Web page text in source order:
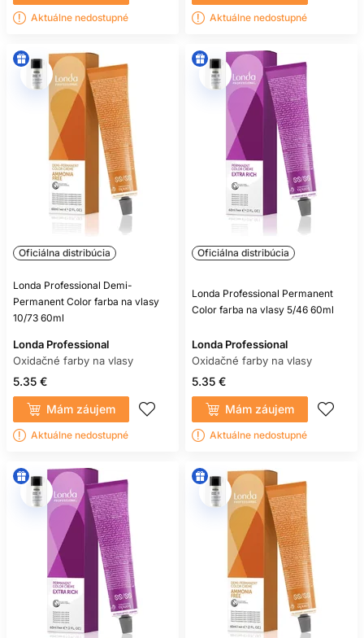
Aktuálne nedostupné Aktuálne nedostupné
Oficiálna distribúcia
Londa Professional Demi-
Permanent Color farba na vlasy
10/73 60ml
Londa Professional
Oxidačné farby na vlasy
5.35 €
Mám záujem
Aktuálne nedostupné
Oficiálna distribúcia
Londa Professional Permanent
Color farba na vlasy 5/46 60ml
Londa Professional
Oxidačné farby na vlasy
5.35 €
Mám záujem
Aktuálne nedostupné